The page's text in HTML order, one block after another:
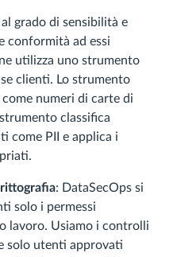
grado di sensibilità e
conformità ad essi
utilizza uno strumento
clienti. Lo strumento
numeri di carte di
classifica
come PII e applica i
: DataSecOps si
solo i permessi
lavoro. Usiamo i controlli
solo utenti approvati